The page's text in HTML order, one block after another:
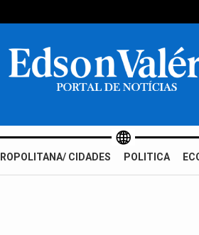
CIDADES POLITICA